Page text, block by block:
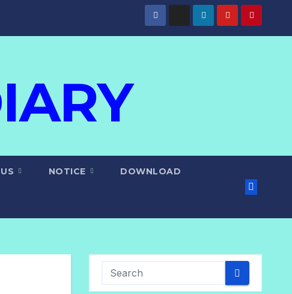
NOTICE DOWNLOAD